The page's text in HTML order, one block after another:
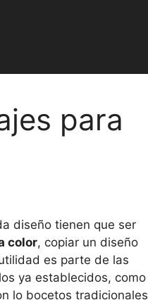
para
diseño tienen que ser
color, copiar un diseño
es parte de las
ya establecidos, como
lo bocetos tradicionales